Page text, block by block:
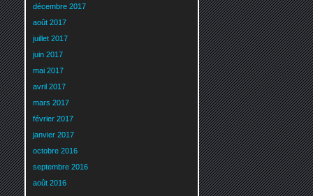
décembre 2017
août 2017
juillet 2017
juin 2017
mai 2017
avril 2017
mars 2017
février 2017
janvier 2017
octobre 2016
septembre 2016
août 2016